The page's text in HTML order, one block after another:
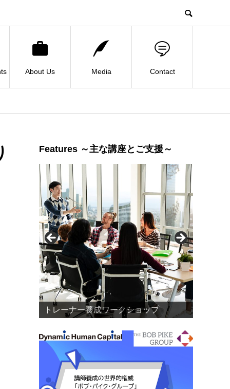
About Us Media Contact
Features ～主な講座とご支援～
トレーナー養成ワークショップ
DHC研修リノベーションサロン
研修リノベーション支援
「参加者主体の研修手法」とは？